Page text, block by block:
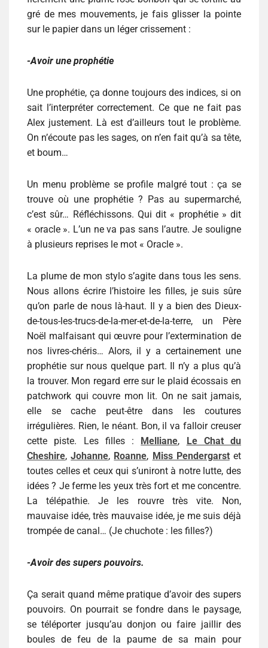
gré de mes mouvements, je fais glisser la pointe
sur le papier dans un léger crissement :
-Avoir une prophétie
Une prophétie, ça donne toujours des indices, si on
sait l’interpréter correctement. Ce que ne fait pas
Alex justement. Là est d’ailleurs tout le problème.
On n’écoute pas les sages, on n’en fait qu’à sa tête,
et boum…
Un menu problème se profile malgré tout : ça se
trouve où une prophétie ? Pas au supermarché,
c’est sûr… Réfléchissons. Qui dit « prophétie » dit
« oracle ». L’un ne va pas sans l’autre. Je souligne
à plusieurs reprises le mot « Oracle ».
La plume de mon stylo s’agite dans tous les sens.
Nous allons écrire l’histoire les filles, je suis sûre
qu’on parle de nous là-haut. Il y a bien des Dieux-
de-tous-les-trucs-de-la-mer-et-de-la-terre, un Père
Noël malfaisant qui œuvre pour l’extermination de
nos livres-chéris… Alors, il y a certainement une
prophétie sur nous quelque part. Il n’y a plus qu’à
la trouver. Mon regard erre sur le plaid écossais en
patchwork qui couvre mon lit. On ne sait jamais,
elle se cache peut-être dans les coutures
irrégulières. Rien, le néant. Bon, il va falloir creuser
cette piste. Les filles :
Melliane,
Le Chat du
Cheshire,Johanne, Roanne, Miss Pendergarstet
toutes celles et ceux qui s’uniront à notre lutte, des
idées ? Je ferme les yeux très fort et me concentre.
La télépathie. Je les rouvre très vite. Non,
mauvaise idée, très mauvaise idée, je me suis déjà
trompée de canal… (Je chuchote : les filles?)
-Avoir des supers pouvoirs.
Ça serait quand même pratique d’avoir des supers
pouvoirs. On pourrait se fondre dans le paysage,
se téléporter jusqu’au donjon ou faire jaillir des
boules de feu de la paume de sa main pour